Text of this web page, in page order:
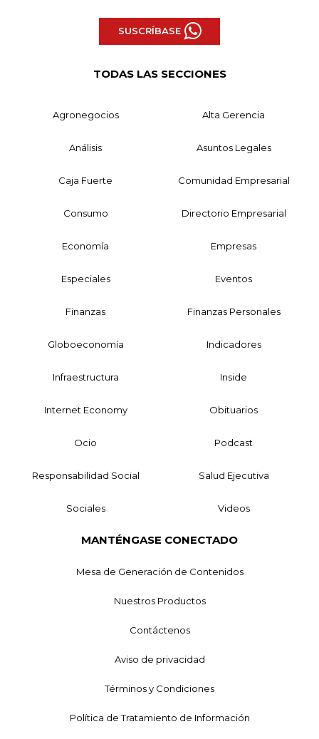
SUSCRÍBASE
TODAS LAS SECCIONES
Agronegocios Alta Gerencia
Análisis Asuntos Legales
Caja Fuerte Comunidad Empresarial
Consumo Directorio Empresarial
Economía Empresas
Especiales Eventos
Finanzas Finanzas Personales
Globoeconomía Indicadores
Infraestructura Inside
Internet Economy Obituarios
Ocio Podcast
Responsabilidad Social Salud Ejecutiva
Sociales Videos
MANTÉNGASE CONECTADO
Mesa de Generación de Contenidos
Nuestros Productos
Contáctenos
Aviso de privacidad
Términos y Condiciones
Política de Tratamiento de Información